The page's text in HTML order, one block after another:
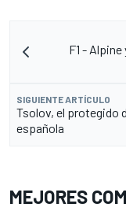
F1 -
SIGUIENTE ARTÍCULO
Tsolov, el protegido
española
MEJORES